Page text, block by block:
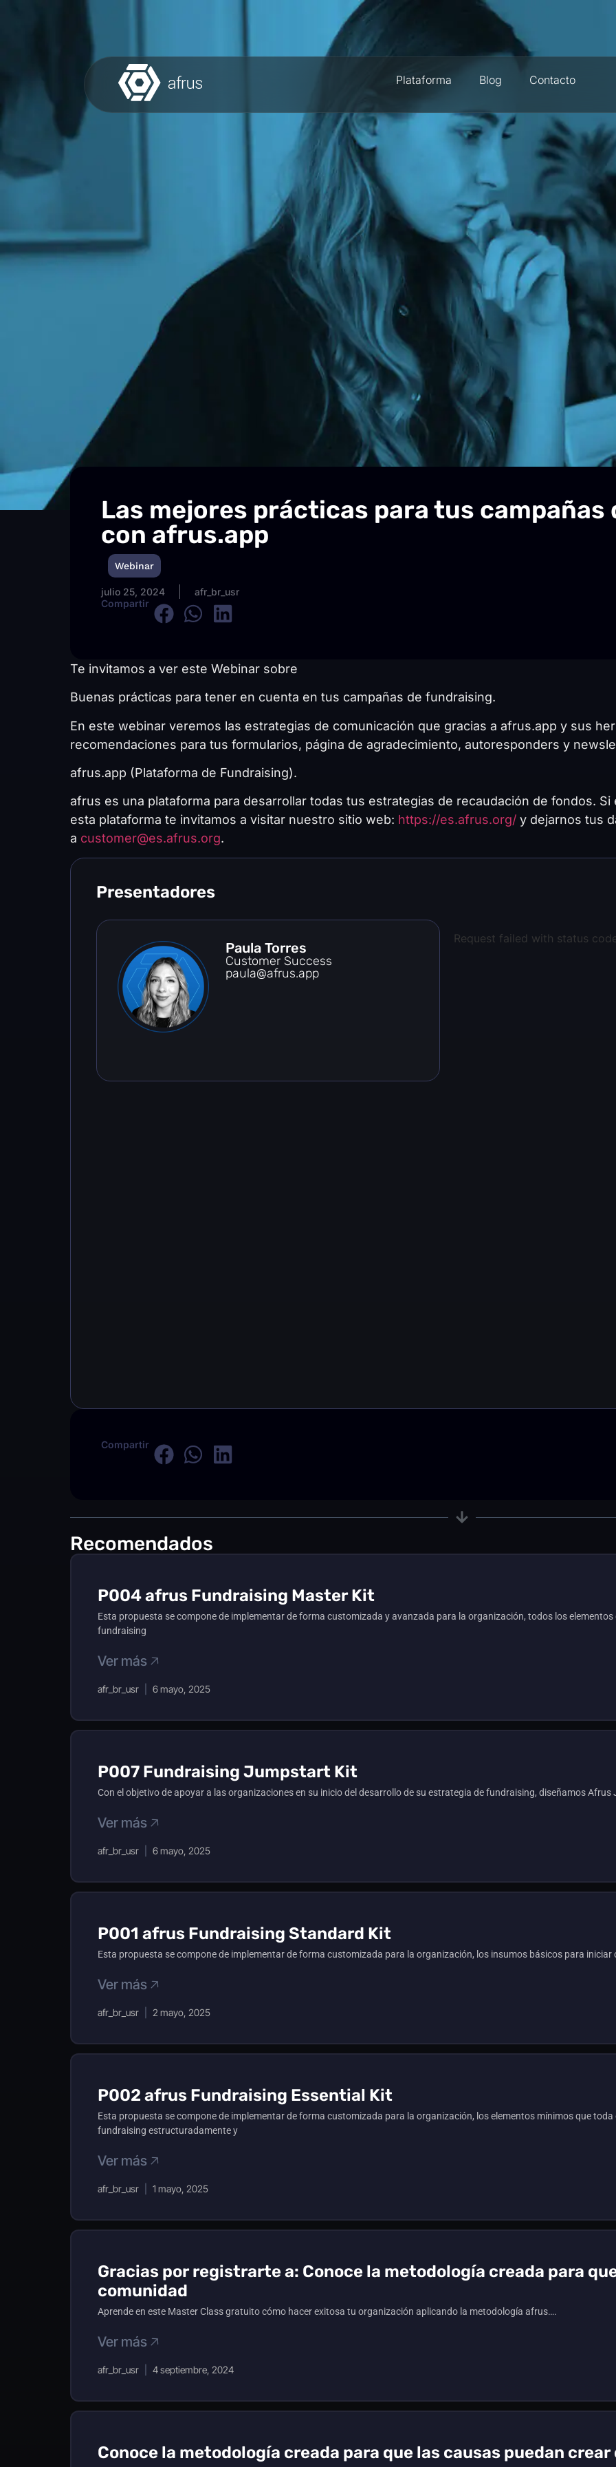
Plataforma Blog Contacto
Las mejores prácticas para tus
con afrus.app
Webinar
julio 25, 2024
afr_br_usr
Compartir
Te invitamos a ver este Webinar sobre
Buenas prácticas para tener en cuenta en tus campañas de fundraising.
En este webinar veremos las estrategias de comunicación que gracias a afrus.app y sus
recomendaciones para tus formularios, página de agradecimiento, autoresponders y
afrus.app (Plataforma de Fundraising).
afrus es una plataforma para desarrollar todas tus estrategias de recaudación de fondos.
esta plataforma te invitamos a visitar nuestro sitio web: https://es.afrus.org/ y dejarnos tus
a customer@es.afrus.org.
Presentadores
Paula Torres
Customer Success
paula@afrus.app
Request failed with status
Compartir
Recomendados
P004 afrus Fundraising Master Kit
Esta propuesta se compone de implementar de forma customizada y avanzada para la organización, todos los
fundraising
Ver más 🡥
afr_br_usr 6 mayo, 2025
P007 Fundraising Jumpstart Kit
Con el objetivo de apoyar a las organizaciones en su inicio del desarrollo de su estrategia de fundraising, diseñamos
Ver más 🡥
afr_br_usr 6 mayo, 2025
P001 afrus Fundraising Standard Kit
Esta propuesta se compone de implementar de forma customizada para la organización, los insumos básicos para
Ver más 🡥
afr_br_usr 2 mayo, 2025
P002 afrus Fundraising Essential Kit
Esta propuesta se compone de implementar de forma customizada para la organización, los elementos mínimos que
fundraising estructuradamente y
Ver más 🡥
afr_br_usr 1 mayo, 2025
Gracias por registrarte a: Conoce la metodología creada para
comunidad
Aprende en este Master Class gratuito cómo hacer exitosa tu organización aplicando la metodología afrus….
Ver más 🡥
afr_br_usr 4 septiembre, 2024
Conoce la metodología creada para que las causas puedan